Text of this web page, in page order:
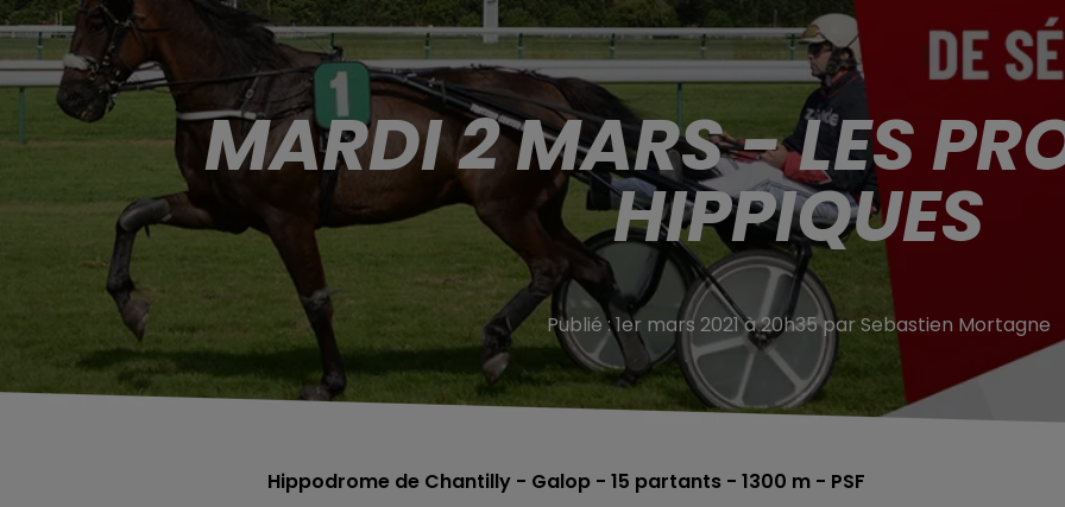
MARDI 2 MARS - LES
HIPPIQUES
Publié : 1er mars 2021 à 20h35 par Sebastien Mortagne
Hippodrome de Chantilly - Galop - 15 partants - 1300 m - PSF